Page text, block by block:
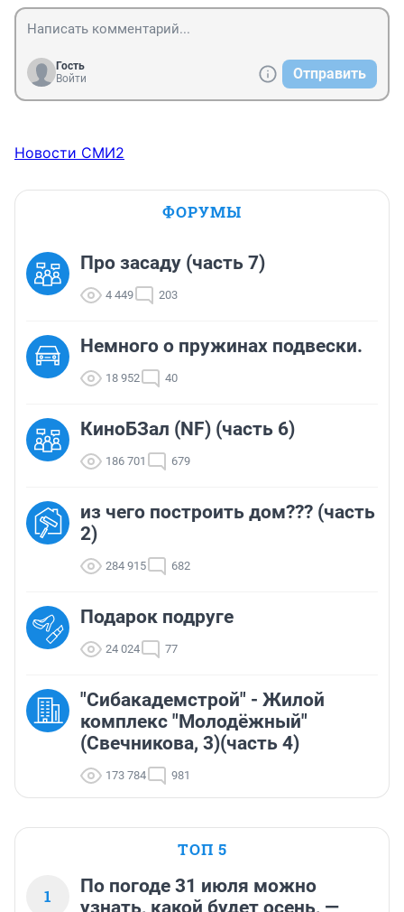
Гость
Войти
Отправить
Новости СМИ2
ФОРУМЫ
Про засаду (часть 7)
4 449 203
Немного о пружинах подвески.
18 952 40
КиноБЗал (NF) (часть 6)
186 701 679
из чего построить дом??? (часть
2)
284 915 682
Подарок подруге
24 024 77
"Сибакадемстрой" - Жилой
комплекс "Молодёжный"
(Свечникова, 3)(часть 4)
173 784 981
ТОП 5
1
По погоде 31 июля можно
узнать, какой будет осень, —